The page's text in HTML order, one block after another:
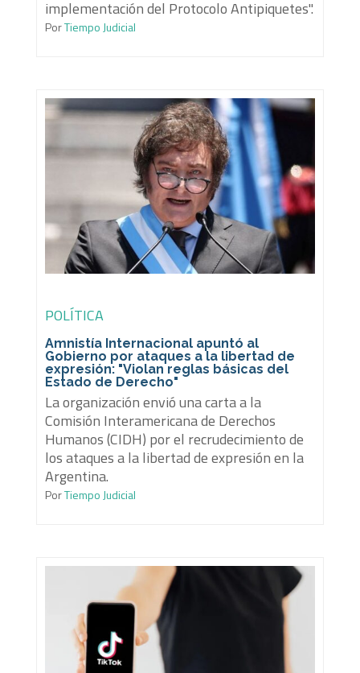
implementación del Protocolo Antipiquetes".
PorTiempo Judicial
POLÍTICA
Amnistía Internacional apuntó al
Gobierno por ataques a la libertad de
expresión: "Violan reglas básicas del
Estado de Derecho"
La organización envió una carta a la
Comisión Interamericana de Derechos
Humanos (CIDH) por el recrudecimiento de
los ataques a la libertad de expresión en la
Argentina.
PorTiempo Judicial